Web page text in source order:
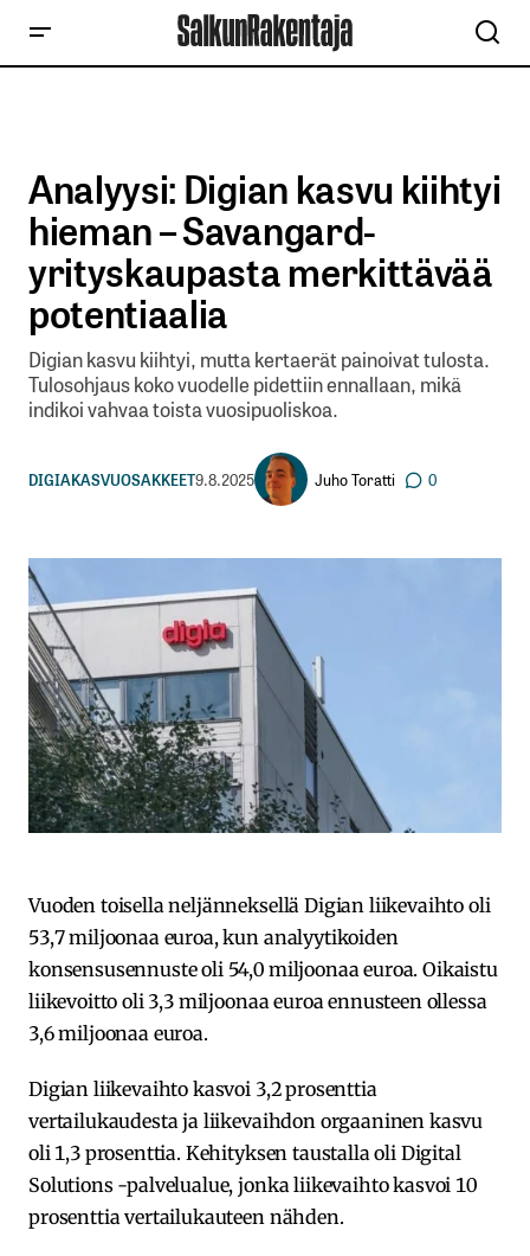
Analyysi: Digian kasvu kiihtyi
hieman – Savangard-
yrityskaupasta merkittävää
potentiaalia
Digian kasvu kiihtyi, mutta kertaerät painoivat tulosta.
Tulosohjaus koko vuodelle pidettiin ennallaan, mikä
indikoi vahvaa toista vuosipuoliskoa.
DIGIAKASVUOSAKKEET9.8.2025 Juho Toratti 0
Vuoden toisella neljänneksellä Digian liikevaihto oli
53,7 miljoonaa euroa, kun analyytikoiden
konsensusennuste oli 54,0 miljoonaa euroa. Oikaistu
liikevoitto oli 3,3 miljoonaa euroa ennusteen ollessa
3,6 miljoonaa euroa.
Digian liikevaihto kasvoi 3,2 prosenttia
vertailukaudesta ja liikevaihdon orgaaninen kasvu
oli 1,3 prosenttia. Kehityksen taustalla oli Digital
Solutions -palvelualue, jonka liikevaihto kasvoi 10
prosenttia vertailukauteen nähden.